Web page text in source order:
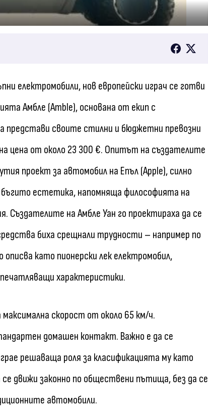
електромобили, нов европейски играч се готви
Амбле (Amble), основана от екип с
представи своите стилни и бюджетни превозни
цена от около 23 300 €. Опитът на създателите
проект за автомобил на Епъл (Apple), силно
бъгито естетика, напомняща философията на
Създателите на Амбле Уан го проектираха да се
биха срещнали трудности – например по
като пионерски лек електромобил,
характеристики.
скорост от около 65 км/ч.
домашен контакт. Важно е да се
решаваща роля за класификацията му като
се движи законно по обществени пътища, без да се
автомобили.